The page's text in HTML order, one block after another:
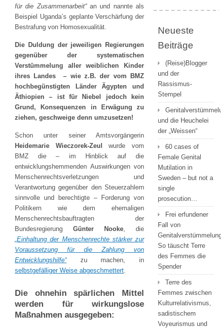
für die Zusammenarbeit“an und nannte als
Beispiel Uganda’s geplante Verschärfung der
Bestrafung von Homosexualität.
Die Duldung der jeweiligen Regierungen
gegenüber der systematischen
Verstümmelung aller weiblichen Kinder
ihres Landes – wie z.B. der vom BMZ
hochbegünstigten Länder Ägypten und
Äthiopien – ist für Niebel jedoch kein
Grund, Konsequenzen in Erwägung zu
ziehen, geschweige denn umzusetzen!
Schon unter seiner Amtsvorgängerin
Heidemarie Wieczorek-Zeulwurde vom
BMZ die – im Hinblick auf die
entwicklungshemmenden Auswirkungen von
Menschenrechtsverletzungen und
Verantwortung gegenüber den Steuerzahlern
sinnvolle und berechtigte – Forderung von
Politikern wie dem ehemaligen
Menschenrechtsbauftragten der
Bundesregierung Günter Nooke , die
„Einhaltung der Menschenrechte stärker zur
Voraussetzung für die Zahlung von
Entwicklungshilfe“
zu machen, in
selbstgefälliger Weise abgeschmettert
Die ohnehin spärlichen Mittel
werden für wirkungslose
Maßnahmen ausgegeben:
Neueste
Beiträge
(Reise)Blogger
und der
Rassismus-
Stempel
und die Heuchelei
der „Weissen“
60 cases of
Female Genital
Mutilation in
Sweden – but not a
single
prosecution…
Frei erfundener
Fall von
So täuscht Terre
des Femmes die
Spender
Terre des
Femmes zwischen
Kulturrelativismus,
sadistischem
Voyeurismus und